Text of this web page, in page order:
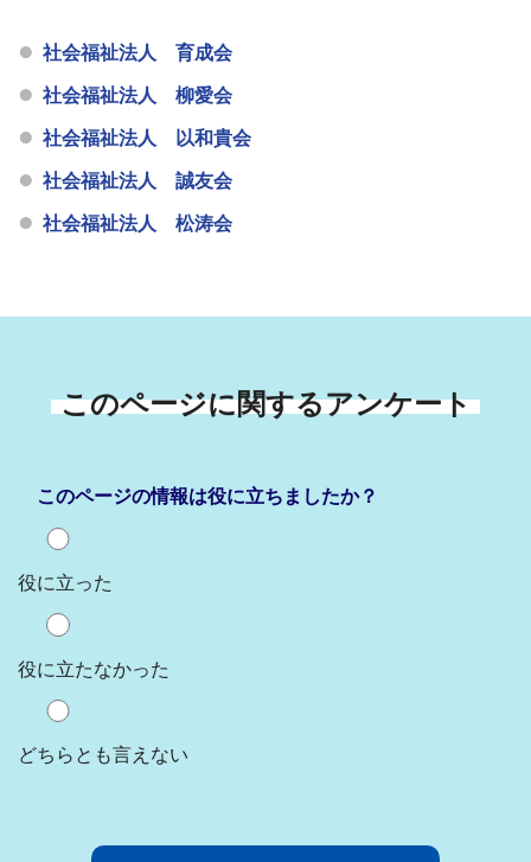
社会福祉法人 育成会
社会福祉法人 柳愛会
社会福祉法人 以和貴会
社会福祉法人 誠友会
社会福祉法人 松涛会
このページに関するアンケート
このページの情報は役に立ちましたか？
役に立った
役に立たなかった
どちらとも言えない